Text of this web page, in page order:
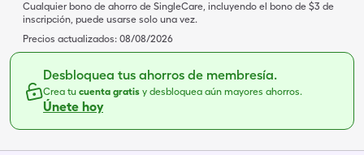
Cualquier bono de ahorro de SingleCare, incluyendo el bono de $3 de
inscripción, puede usarse solo una vez.
Precios actualizados: 08/08/2026
Desbloquea tus ahorros de membresía.
Crea tu cuenta gratis y desbloquea aún mayores ahorros.
Únete hoy